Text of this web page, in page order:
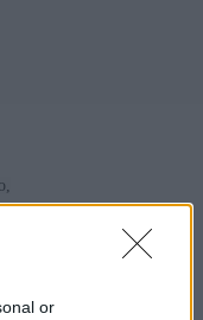
or